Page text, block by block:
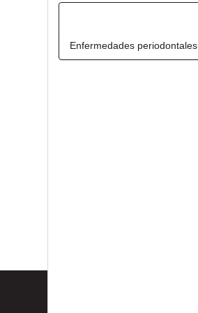
Enfermedades periodontales